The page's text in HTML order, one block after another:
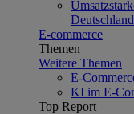
E-commerce
Themen
Weitere Themen
E-
KI im E-
Top Report